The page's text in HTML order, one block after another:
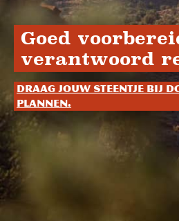
Goed
verantwoord
Draag jouw steentje bij
plannen.